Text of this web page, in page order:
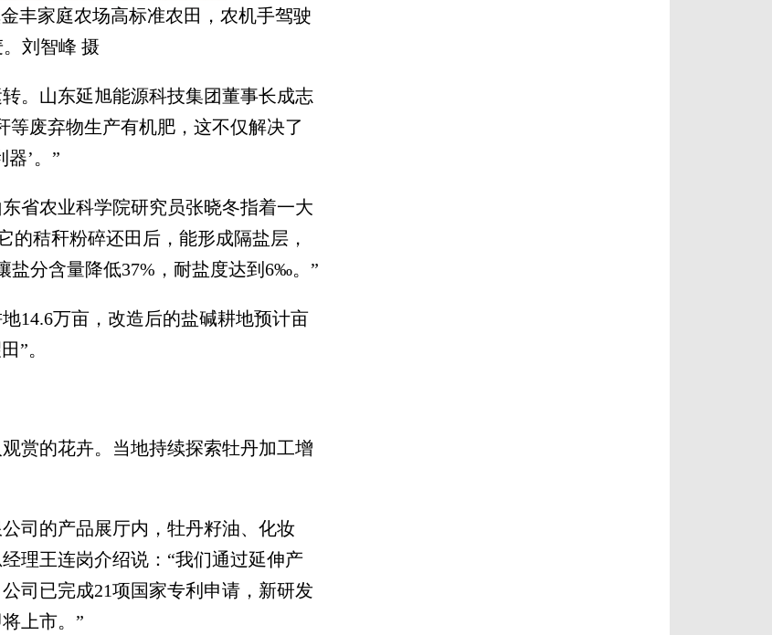
丰家庭农场高标准农田，农机手驾驶
刘智峰 摄
山东延旭能源科技集团董事长成志
废弃物生产有机肥，这不仅解决了
’。”
农业科学院研究员张晓冬指着一大
的秸秆粉碎还田后，能形成隔盐层，
盐分含量降低37%，耐盐度达到6‰。”
万亩，改造后的盐碱耕地预计亩
”。
的花卉。当地持续探索牡丹加工增
的产品展厅内，牡丹籽油、化妆
理王连岗介绍说：“我们通过延伸产
司已完成21项国家专利申请，新研发
上市。”